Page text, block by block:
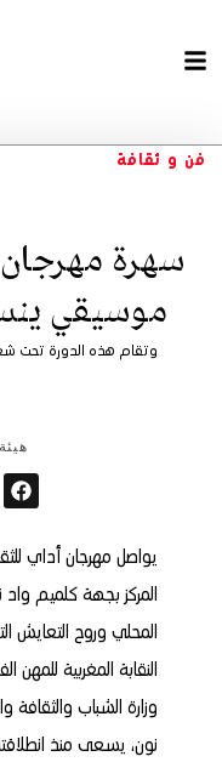
فن و ثقافة
سهرة مهرجان
موسيقي
وتقام هذه الدورة تحت
يواصل مهرجان أداي
المركز بجهة كلميم
المحلي وروح التعايش
النقابة المغربية
وزارة الشباب
نون، يسعى منذ انطلاقته